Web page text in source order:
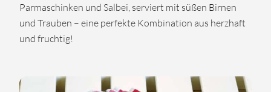
Parmaschinken und Salbei, serviert mit süßen Birnen
und Trauben – eine perfekte Kombination aus herzhaft
und fruchtig!